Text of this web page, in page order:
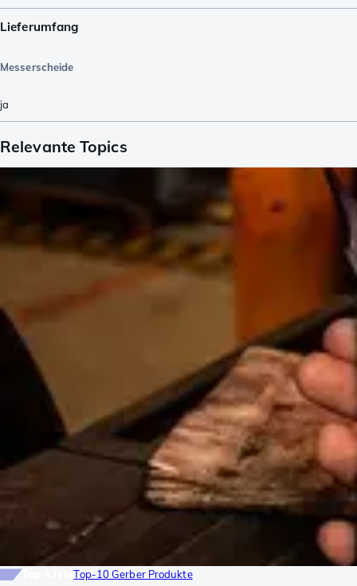
Lieferumfang
Messerscheide
ja
Relevante Topics
Top-ListeTop-10 Gerber Produkte